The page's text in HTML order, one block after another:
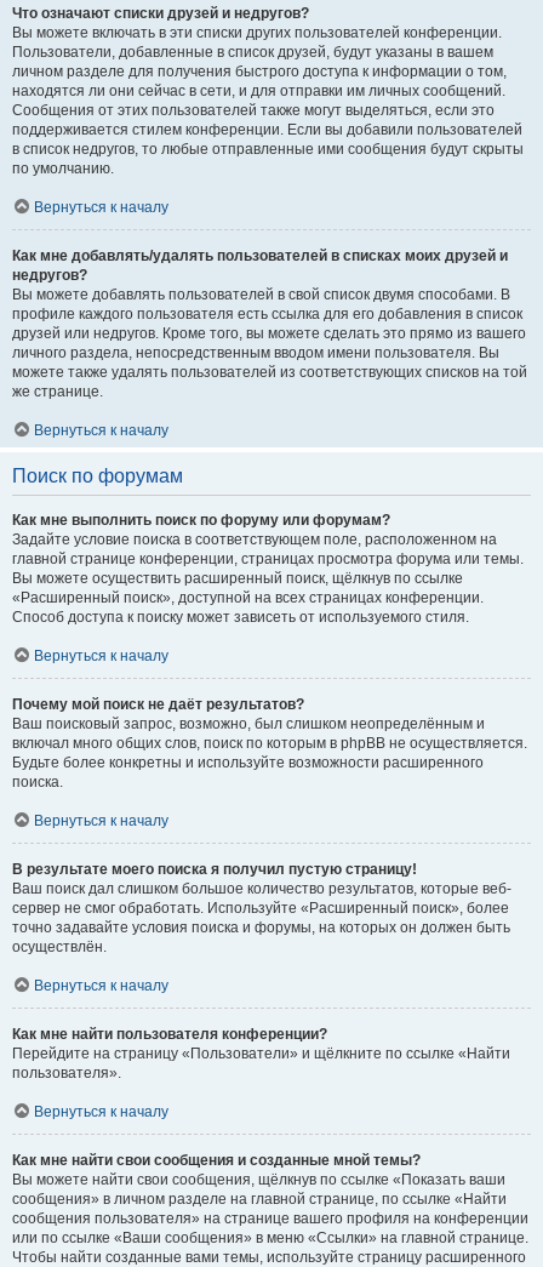
Что означают списки друзей и недругов?
Вы можете включать в эти списки других пользователей конференции.
Пользователи, добавленные в список друзей, будут указаны в вашем
личном разделе для получения быстрого доступа к информации о том,
находятся ли они сейчас в сети, и для отправки им личных сообщений.
Сообщения от этих пользователей также могут выделяться, если это
поддерживается стилем конференции. Если вы добавили пользователей
в список недругов, то любые отправленные ими сообщения будут скрыты
по умолчанию.
Вернуться к началу
Как мне добавлять/удалять пользователей в списках моих друзей и
недругов?
Вы можете добавлять пользователей в свой список двумя способами. В
профиле каждого пользователя есть ссылка для его добавления в список
друзей или недругов. Кроме того, вы можете сделать это прямо из вашего
личного раздела, непосредственным вводом имени пользователя. Вы
можете также удалять пользователей из соответствующих списков на той
же странице.
Вернуться к началу
Поиск по форумам
Как мне выполнить поиск по форуму или форумам?
Задайте условие поиска в соответствующем поле, расположенном на
главной странице конференции, страницах просмотра форума или темы.
Вы можете осуществить расширенный поиск, щёлкнув по ссылке
«Расширенный поиск», доступной на всех страницах конференции.
Способ доступа к поиску может зависеть от используемого стиля.
Вернуться к началу
Почему мой поиск не даёт результатов?
Ваш поисковый запрос, возможно, был слишком неопределённым и
включал много общих слов, поиск по которым в phpBB не осуществляется.
Будьте более конкретны и используйте возможности расширенного
поиска.
Вернуться к началу
В результате моего поиска я получил пустую страницу!
Ваш поиск дал слишком большое количество результатов, которые веб-
сервер не смог обработать. Используйте «Расширенный поиск», более
точно задавайте условия поиска и форумы, на которых он должен быть
осуществлён.
Вернуться к началу
Как мне найти пользователя конференции?
Перейдите на страницу «Пользователи» и щёлкните по ссылке «Найти
пользователя».
Вернуться к началу
Как мне найти свои сообщения и созданные мной темы?
Вы можете найти свои сообщения, щёлкнув по ссылке «Показать ваши
сообщения» в личном разделе на главной странице, по ссылке «Найти
сообщения пользователя» на странице вашего профиля на конференции
или по ссылке «Ваши сообщения» в меню «Ссылки» на главной странице.
Чтобы найти созданные вами темы, используйте страницу расширенного